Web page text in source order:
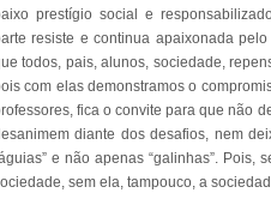
prestígio social e
resiste e continua apaixonada
todos, pais, alunos, sociedade,
com elas demonstramos o
fica o convite para que não
diante dos desafios, nem
e não apenas “galinhas”. Pois,
sem ela, tampouco, a